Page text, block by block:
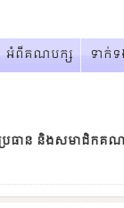
អំពីគណបក្ស ទាក់
ន និងសមាជិកគណៈក